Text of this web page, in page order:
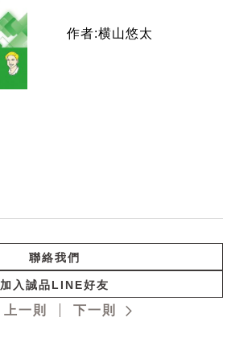
作者:横山悠太
聯絡我們
加入誠品LINE好友
上一則 下一則